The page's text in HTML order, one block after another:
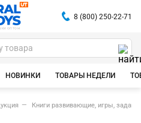
ОПТОМ
8 (800) 250-22-71
НОВИНКИ ТОВАРЫ НЕДЕЛИ
Книги развивающие, игры,